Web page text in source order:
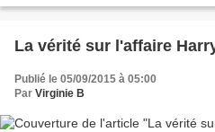
La vérité sur l'affaire
Publié le 05/09/2015 à 05:00
Par Virginie B